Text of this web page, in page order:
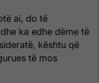
ai, do të
ka edhe dëme të
kështu që
të mos